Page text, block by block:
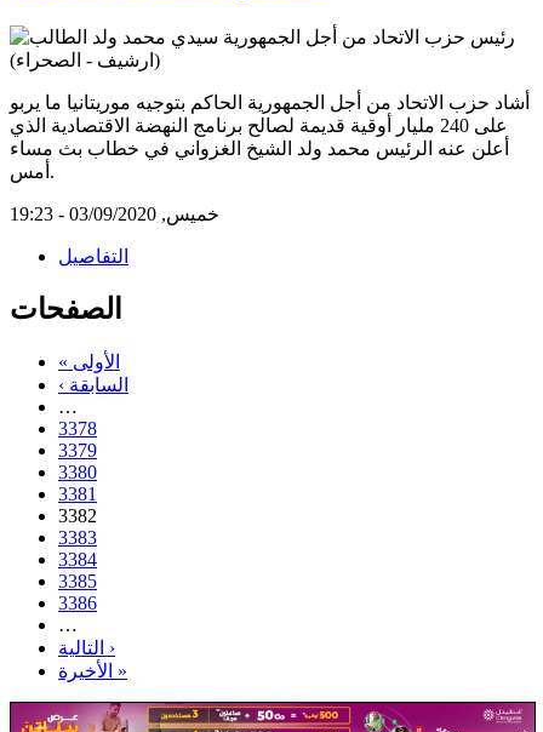
أشاد حزب الاتحاد من أجل الجمهورية الحاكم بتوجيه موريتانيا ما يربو
على 240 مليار أوقية قديمة لصالح برنامج النهضة الاقتصادية الذي
أعلن عنه الرئيس محمد ولد الشيخ الغزواني في خطاب بث مساء
أمس.
خميس, 03/09/2020 - 19:23
التفاصيل
الصفحات
« الأولى
‹ السابقة
…
3378
3379
3380
3381
3382
3383
3384
3385
3386
…
التالية ›
الأخيرة »